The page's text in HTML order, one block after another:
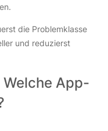
die Problemklasse
und reduzierst
App-